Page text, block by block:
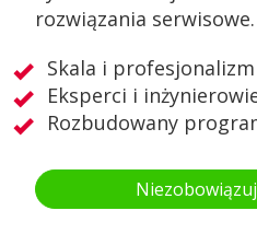
rozwiązania serwisowe.
Skala i profesjonalizm
Eksperci i
Rozbudowany